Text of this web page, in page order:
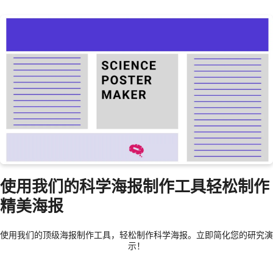
使用我们的科学海报制作工具轻松制作
精美海报
使用我们的顶级海报制作工具，轻松制作科学海报。立即简化您的研究演
示！